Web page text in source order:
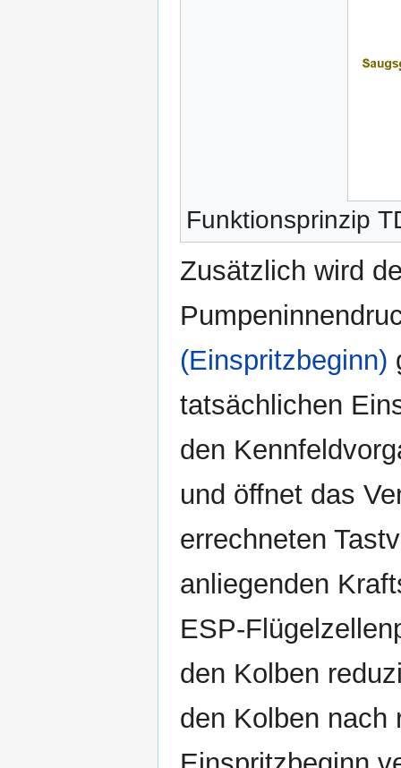
Funktionsprinzip
Zusätzlich wird
(Einspritzbeginn)
tatsächlichen
den
und öffnet das
errechneten
anliegenden
ESP-
den Kolben
den Kolben nach